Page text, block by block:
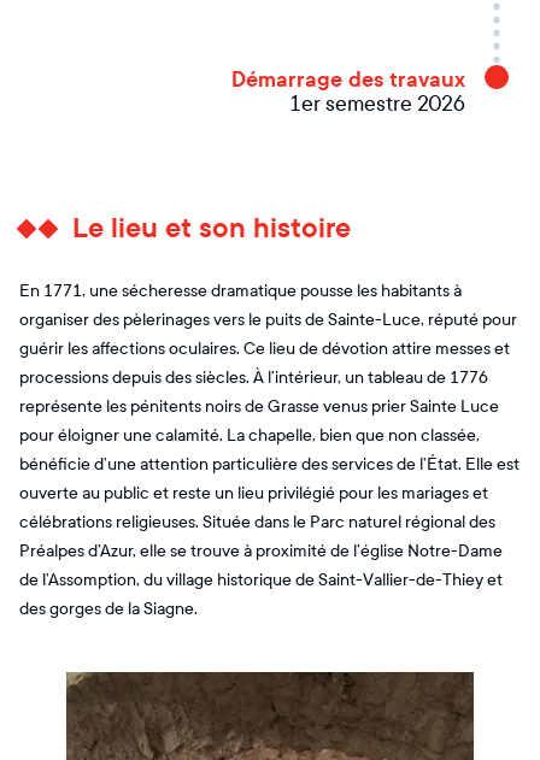
Démarrage des travaux
1er semestre 2026
Le lieu et son histoire
En 1771, une sécheresse dramatique pousse les habitants à
organiser des pèlerinages vers le puits de Sainte-Luce, réputé pour
guérir les affections oculaires. Ce lieu de dévotion attire messes et
processions depuis des siècles. À l’intérieur, un tableau de 1776
représente les pénitents noirs de Grasse venus prier Sainte Luce
pour éloigner une calamité. La chapelle, bien que non classée,
bénéficie d’une attention particulière des services de l’État. Elle est
ouverte au public et reste un lieu privilégié pour les mariages et
célébrations religieuses. Située dans le Parc naturel régional des
Préalpes d’Azur, elle se trouve à proximité de l’église Notre-Dame
de l’Assomption, du village historique de Saint-Vallier-de-Thiey et
des gorges de la Siagne.